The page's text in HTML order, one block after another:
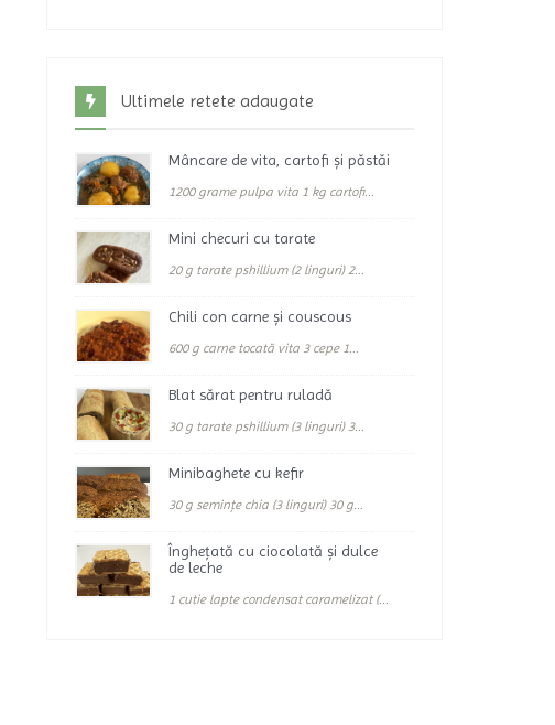
Ultimele retete adaugate
Mâncare de vita, cartofi și păstăi
1200 grame pulpa vita 1 kg cartofi...
Mini checuri cu tarate
20 g tarate pshillium (2 linguri) 2...
Chili con carne și couscous
600 g carne tocată vita 3 cepe 1...
Blat sărat pentru ruladă
30 g tarate pshillium (3 linguri) 3...
Minibaghete cu kefir
30 g semințe chia (3 linguri) 30 g...
Înghețată cu ciocolată și dulce
de leche
1 cutie lapte condensat caramelizat (...